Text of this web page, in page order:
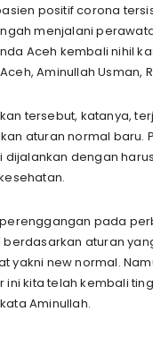
positif corona
menjalani
Aceh kembali nihil
Aminullah Usman,
tersebut, katanya,
aturan normal baru.
dijalankan dengan
pada
aturan
yakni new normal.
ini kita telah kembali
Aminullah.